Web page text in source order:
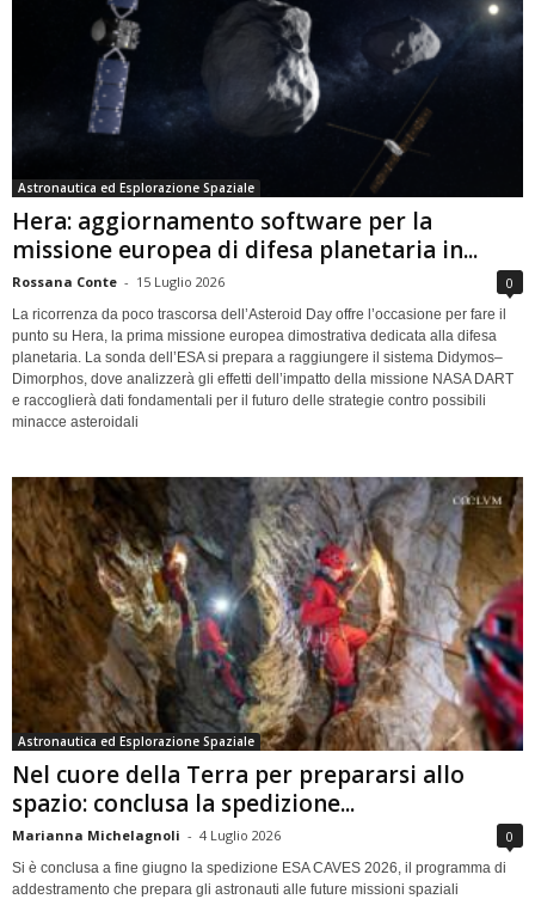
Astronautica ed Esplorazione Spaziale
Hera: aggiornamento software per la
missione europea di difesa planetaria in...
Rossana Conte - 15 Luglio 2026 0
La ricorrenza da poco trascorsa dell’Asteroid Day offre l’occasione per fare il
punto su Hera, la prima missione europea dimostrativa dedicata alla difesa
planetaria. La sonda dell’ESA si prepara a raggiungere il sistema Didymos–
Dimorphos, dove analizzerà gli effetti dell’impatto della missione NASA DART
e raccoglierà dati fondamentali per il futuro delle strategie contro possibili
minacce asteroidali
Astronautica ed Esplorazione Spaziale
Nel cuore della Terra per prepararsi allo
spazio: conclusa la spedizione...
Marianna Michelagnoli - 4 Luglio 2026 0
Si è conclusa a fine giugno la spedizione ESA CAVES 2026, il programma di
addestramento che prepara gli astronauti alle future missioni spaziali